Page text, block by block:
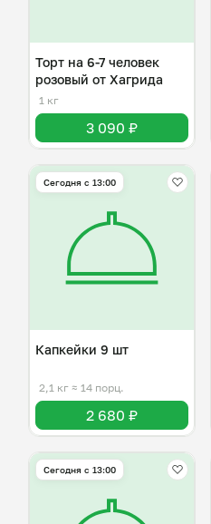
Торт на 6-7 человек
розовый от Хагрида
1 кг
3 090 ₽
Сегодня с 13:00
Капкейки 9 шт
2,1 кг ≈ 14 порц.
2 680 ₽
Сегодня с 13:00